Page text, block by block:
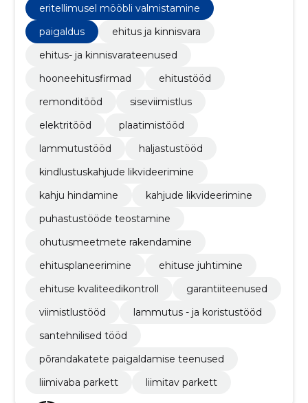
eritellimusel mööbli valmistamine
paigaldus
ehitus ja kinnisvara
ehitus- ja kinnisvarateenused
hooneehitusfirmad
ehitustööd
remonditööd
siseviimistlus
elektritööd
plaatimistööd
lammutustööd
haljastustööd
kindlustuskahjude likvideerimine
kahju hindamine
kahjude likvideerimine
puhastustööde teostamine
ohutusmeetmete rakendamine
ehitusplaneerimine
ehituse juhtimine
ehituse kvaliteedikontroll
garantiiteenused
viimistlustööd
lammutus - ja koristustööd
santehnilised tööd
põrandakatete paigaldamise teenused
liimivaba parkett
liimitav parkett